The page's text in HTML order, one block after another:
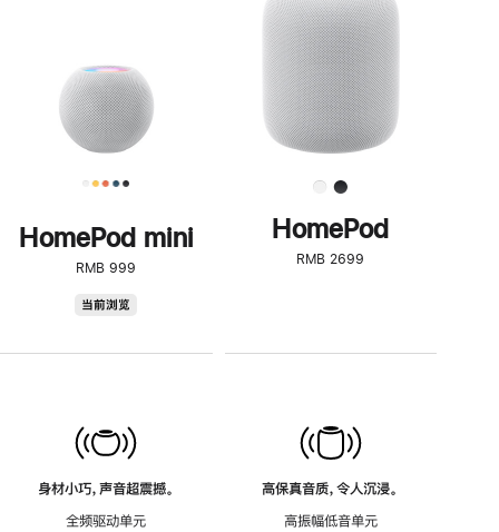
HomePod mini
RMB 999
当前浏览
身材小巧，声音超震撼。
全频驱动单元
了
解
HomePod<
HomePod
RMB 2699
高保真音质，令人沉浸。
高振幅低音单元